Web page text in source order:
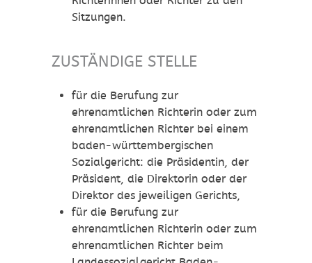
Sitzungen.
ZUSTÄNDIGE STELLE
für die Berufung zur
ehrenamtlichen Richterin oder zum
ehrenamtlichen Richter bei einem
baden-württembergischen
Sozialgericht: die Präsidentin, der
Präsident, die Direktorin oder der
Direktor des jeweiligen Gerichts,
für die Berufung zur
ehrenamtlichen Richterin oder zum
ehrenamtlichen Richter beim